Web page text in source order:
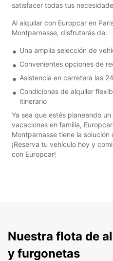
satisfacer todas tus
Al alquilar con Europcar en
Montparnasse, disfrutarás de:
Una amplia selección de
Convenientes opciones de
Asistencia en carretera las
Condiciones de alquiler
itinerario
Ya sea que estés planeando
vacaciones en familia,
Montparnasse tiene la
¡Reserva tu vehículo hoy y
con Europcar!
Nuestra flota de
y furgonetas